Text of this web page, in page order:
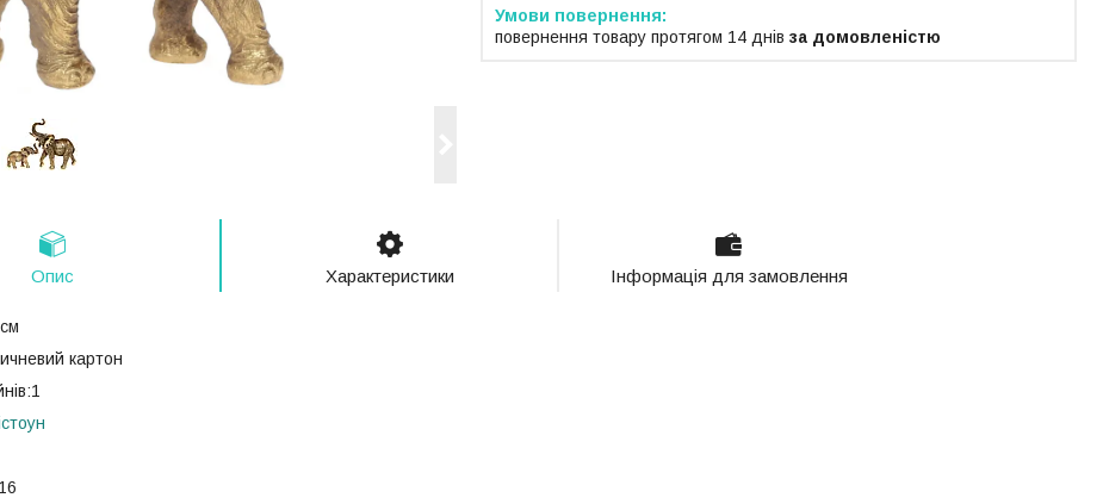
повернення товару протягом 14 днів за домовленістю
Опис Характеристики Інформація для замовлення
картон